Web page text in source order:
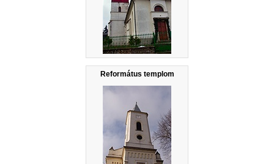
Református templom